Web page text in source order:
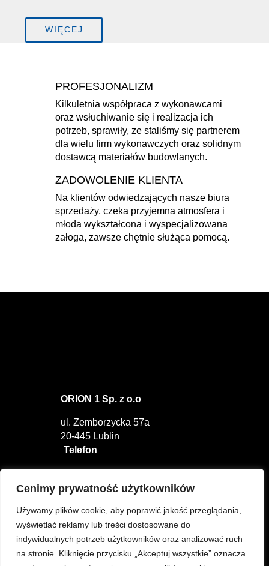
Cenimy prywatność użytkowników
Używamy plików cookie, aby poprawić jakość przeglądania,
wyświetlać reklamy lub treści dostosowane do
indywidualnych potrzeb użytkowników oraz analizować ruch
na stronie. Kliknięcie przycisku „Akceptuj wszystkie” oznacza
WIĘCEJ
PROFESJONALIZM
Kilkuletnia współpraca z wykonawcami
oraz wsłuchiwanie się i realizacja ich
potrzeb, sprawiły, ze staliśmy się partnerem
dla wielu firm wykonawczych oraz solidnym
dostawcą materiałów budowlanych.
ZADOWOLENIE KLIENTA
Na klientów odwiedzających nasze biura
sprzedaży, czeka przyjemna atmosfera i
młoda wykształcona i wyspecjalizowana
załoga, zawsze chętnie służąca pomocą.
ORION 1 Sp. z o.o
ul. Zemborzycka 57a
20-445 Lublin
Telefon
E-MAIL
info@orion-lublin.pl